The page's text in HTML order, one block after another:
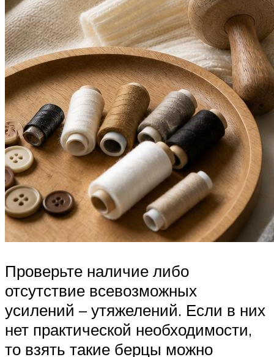
Проверьте наличие либо
отсутствие всевозможных
усилений – утяжелений. Если в них
нет практической необходимости,
то взять такие берцы можно